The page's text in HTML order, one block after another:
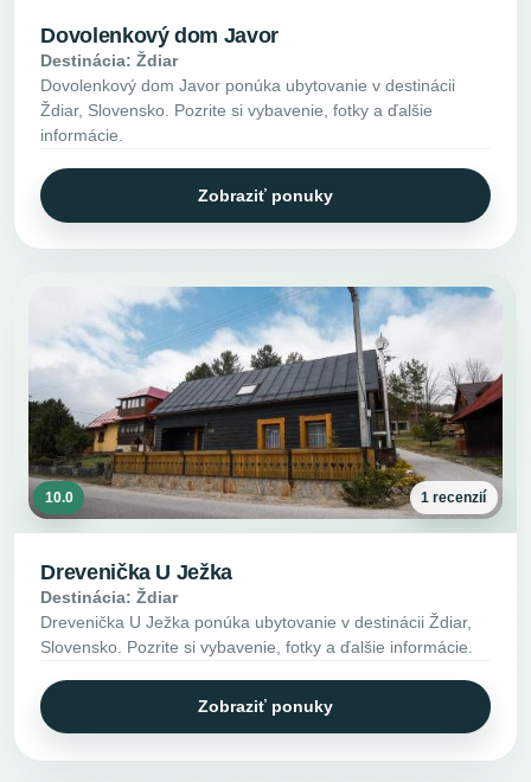
Dovolenkový dom Javor
Destinácia: Ždiar
Dovolenkový dom Javor ponúka ubytovanie v destinácii
Ždiar, Slovensko. Pozrite si vybavenie, fotky a ďalšie
informácie.
Zobraziť ponuky
10.0 1 recenzií
Drevenička U Ježka
Destinácia: Ždiar
Drevenička U Ježka ponúka ubytovanie v destinácii Ždiar,
Slovensko. Pozrite si vybavenie, fotky a ďalšie informácie.
Zobraziť ponuky